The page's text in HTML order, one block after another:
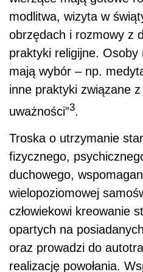
modlitwa, wizyta w
obrzędach i rozmowy z
praktyki religijne. Osoby
mają wybór – np.
inne praktyki związane
uważności”3
Troska o utrzymanie
fizycznego,
duchowego,
wielopoziomowej
człowiekowi kreowanie
opartych na
oraz prowadzi do
realizację powołania.